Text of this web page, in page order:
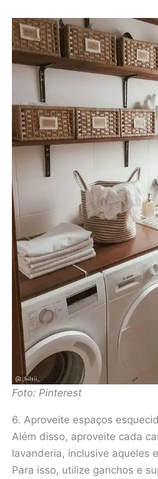
Foto: Pinterest
6. Aproveite espaços
Além disso, aproveite cada
lavanderia, inclusive aqueles
Para isso, utilize ganchos e